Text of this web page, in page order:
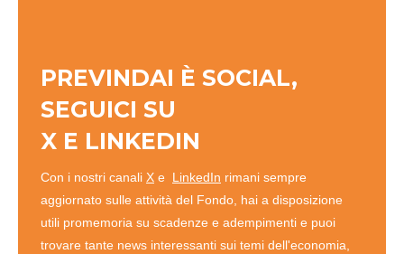
PREVINDAI È SOCIAL,
SEGUICI SU
X E LINKEDIN
Con i nostri canali X e LinkedIn rimani sempre
aggiornato sulle attività del Fondo, hai a disposizione
utili promemoria su scadenze e adempimenti e puoi
trovare tante news interessanti sui temi dell'economia,